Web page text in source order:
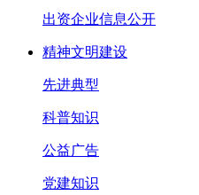
出资企业信息公开
精神文明建设
先进典型
科普知识
公益广告
党建知识